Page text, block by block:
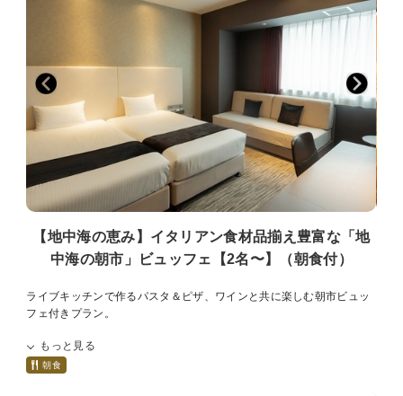
【地中海の恵み】イタリアン食材品揃え豊富な「地
中海の朝市」ビュッフェ【2名〜】（朝食付）
ライブキッチンで作るパスタ＆ピザ、ワインと共に楽しむ朝市ビュッ
フェ付きプラン。
【 朝食 】7:00〜11:00(LO.10:30)
イタリアン食材の品揃え豊富な、「地中海の朝市」！
もっと見る
朝食